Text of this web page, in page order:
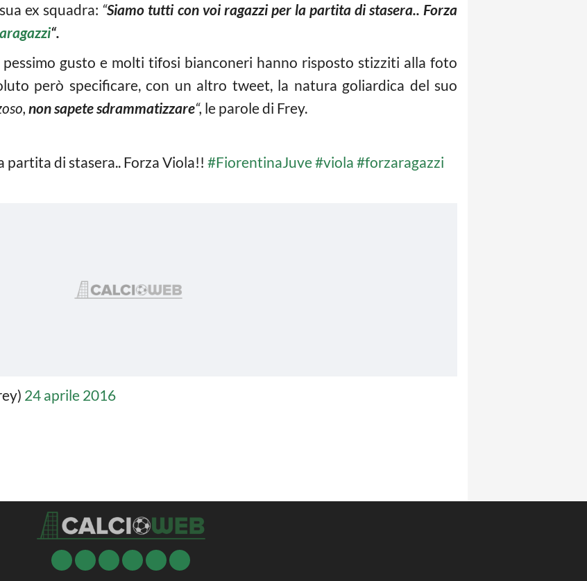
ex squadra: “Siamo tutti con voi ragazzi per la partita di stasera.. Forza
“.
gusto e molti tifosi bianconeri hanno risposto stizziti alla foto
però specificare, con un altro tweet, la natura goliardica del suo
non sapete sdrammatizzare“, le parole di Frey.
partita di stasera.. Forza Viola!! #FiorentinaJuve#viola #forzaragazzi
24 aprile 2016